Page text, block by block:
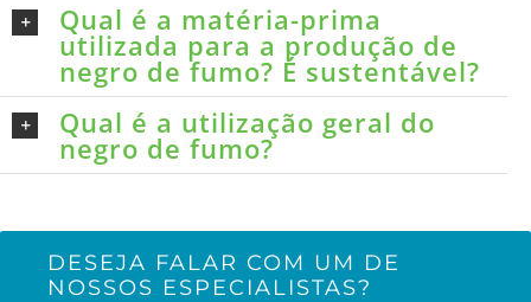
Qual é a matéria-prima
utilizada para a produção de
negro de fumo? É sustentável?
Qual é a utilização geral do
negro de fumo?
DESEJA FALAR COM UM DE
NOSSOS ESPECIALISTAS?